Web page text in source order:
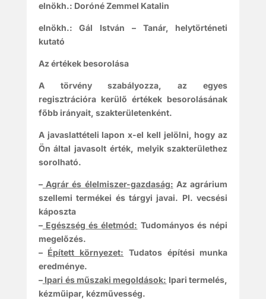
elnökh.: Doróné Zemmel Katalin
elnökh.: Gál István – Tanár, helytörténeti
kutató
Az értékek besorolása
A törvény szabályozza, az egyes
regisztrációra kerülő értékek besorolásának
főbb irányait, szakterületenként.
A javaslattételi lapon x-el kell jelölni, hogy az
Ön által javasolt érték, melyik szakterülethez
sorolható.
–Agrár és élelmiszer-gazdaság: Az agrárium
szellemi termékei és tárgyi javai. Pl. vecsési
káposzta
–Egészség és életmód: Tudományos és népi
megelőzés.
– Épített környezet: Tudatos építési munka
eredménye.
–Ipari és műszaki megoldások: Ipari termelés,
kézműipar, kézművesség.